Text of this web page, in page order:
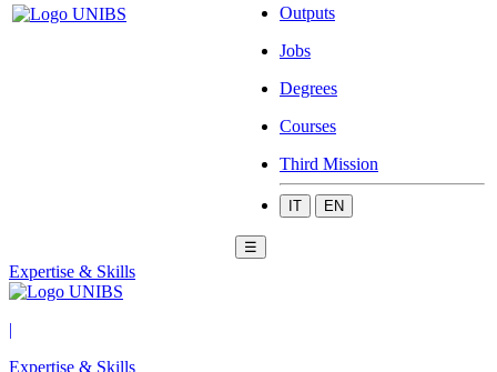
Outputs
Jobs
Degrees
Courses
Third Mission
IT EN
☰
Expertise & Skills
|
Expertise & Skills